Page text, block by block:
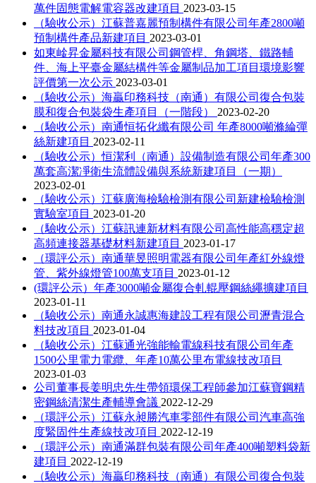
萬件固態電解電容器改建項目 2023-03-15
（驗收公示）江蘇普嘉麗預制構件有限公司年產2800噸
預制構件產品新建項目 2023-03-01
如東崯昇金屬科技有限公司鋼管桿、角鋼塔、鐵路輔
件、海上平臺金屬結構件等金屬制品加工項目環境影響
評價第一次公示 2023-03-01
（驗收公示）海贏印務科技（南通）有限公司復合包裝
膜和復合包裝袋生產項目（一階段） 2023-02-20
（驗收公示）南通恒拓化纖有限公司 年產8000噸滌綸彈
絲新建項目 2023-02-11
（驗收公示）恒潔利（南通）設備制造有限公司年產300
萬套高潔凈衛生流體設備與系統新建項目（一期）
2023-02-01
（驗收公示）江蘇廣海檢驗檢測有限公司新建檢驗檢測
實驗室項目 2023-01-20
（驗收公示）江蘇訊連新材料有限公司高性能高穩定超
高頻連接器基礎材料新建項目 2023-01-17
（環評公示）南通華昱照明電器有限公司年產紅外線燈
管、紫外線燈管100萬支項目 2023-01-12
(環評公示）年產3000噸金屬復合軋輥壓鋼絲繩擴建項目
2023-01-11
（驗收公示）南通永誠惠海建設工程有限公司瀝青混合
料技改項目 2023-01-04
（驗收公示）江蘇通光強能輸電線科技有限公司年產
1500公里電力電纜、年產10萬公里布電線技改項目
2023-01-03
公司董事長姜明忠先生帶領環保工程師參加江蘇寶鋼精
密鋼絲清潔生產輔導會議 2022-12-29
（環評公示）江蘇永昶勝汽車零部件有限公司汽車高強
度緊固件生產線技改項目 2022-12-19
（環評公示）南通滿群包裝有限公司年產400噸塑料袋新
建項目 2022-12-19
（驗收公示）海贏印務科技（南通）有限公司復合包裝